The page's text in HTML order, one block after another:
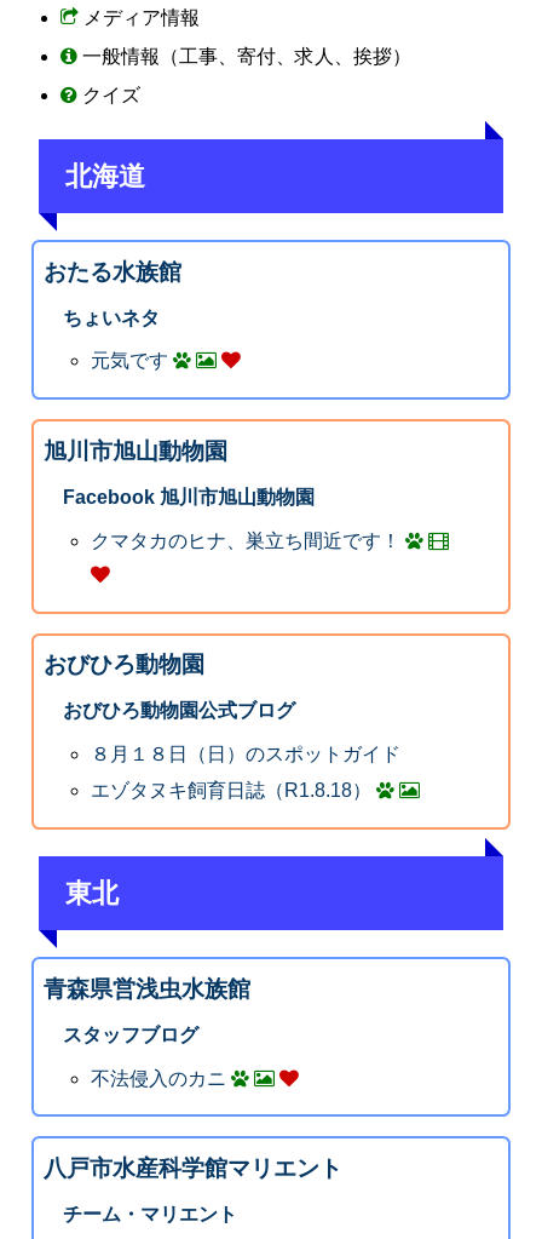
メディア情報
一般情報（工事、寄付、求人、挨拶）
クイズ
北海道
おたる水族館
ちょいネタ
元気です
旭川市旭山動物園
Facebook 旭川市旭山動物園
クマタカのヒナ、巣立ち間近です！
おびひろ動物園
おびひろ動物園公式ブログ
８月１８日（日）のスポットガイド
エゾタヌキ飼育日誌（R1.8.18）
東北
青森県営浅虫水族館
スタッフブログ
不法侵入のカニ
八戸市水産科学館マリエント
チーム・マリエント